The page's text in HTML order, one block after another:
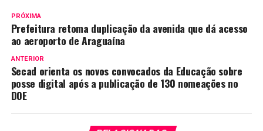
PRÓXIMA
Prefeitura retoma duplicação da avenida que dá acesso
ao aeroporto de Araguaína
ANTERIOR
Secad orienta os novos convocados da Educação sobre
posse digital após a publicação de 130 nomeações no
DOE